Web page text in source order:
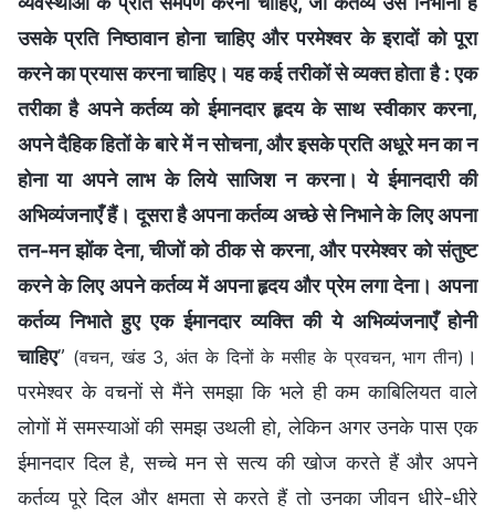
उसके प्रति निष्ठावान होना चाहिए और परमेश्वर के इरादों को पूरा
करने का प्रयास करना चाहिए। यह कई तरीकों से व्यक्त होता है : एक
तरीका है अपने कर्तव्य को ईमानदार हृदय के साथ स्वीकार करना,
अपने दैहिक हितों के बारे में न सोचना, और इसके प्रति अधूरे मन का न
होना या अपने लाभ के लिये साजिश न करना। ये ईमानदारी की
अभिव्यंजनाएँ हैं। दूसरा है अपना कर्तव्य अच्छे से निभाने के लिए अपना
तन-मन झोंक देना, चीजों को ठीक से करना, और परमेश्वर को संतुष्ट
करने के लिए अपने कर्तव्य में अपना हृदय और प्रेम लगा देना। अपना
कर्तव्य निभाते हुए एक ईमानदार व्यक्ति की ये अभिव्यंजनाएँ होनी
चाहिए” (वचन, खंड 3, अंत के दिनों के मसीह के प्रवचन, भाग तीन) ।
परमेश्वर के वचनों से मैंने समझा कि भले ही कम काबिलियत वाले
लोगों में समस्याओं की समझ उथली हो, लेकिन अगर उनके पास एक
ईमानदार दिल है, सच्चे मन से सत्य की खोज करते हैं और अपने
कर्तव्य पूरे दिल और क्षमता से करते हैं तो उनका जीवन धीरे-धीरे